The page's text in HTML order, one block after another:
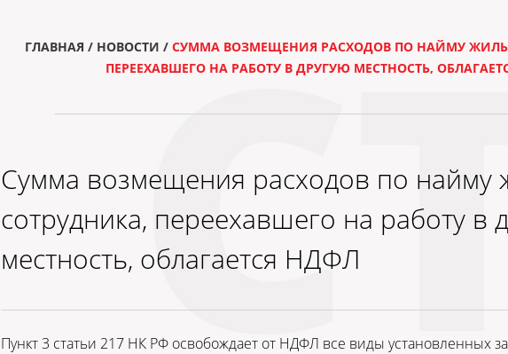
ГЛАВНАЯ / НОВОСТИ / СУММА ВОЗМЕЩЕНИЯ РАСХОДОВ ПО НАЙМУ
ПЕРЕЕХАВШЕГО НА РАБОТУ В ДРУГУЮ МЕСТНОСТЬ,
Сумма возмещения расходов по найму
сотрудника, переехавшего на работу в
местность, облагается НДФЛ
Пункт 3 статьи 217 НК РФ освобождает от НДФЛ все виды установленных